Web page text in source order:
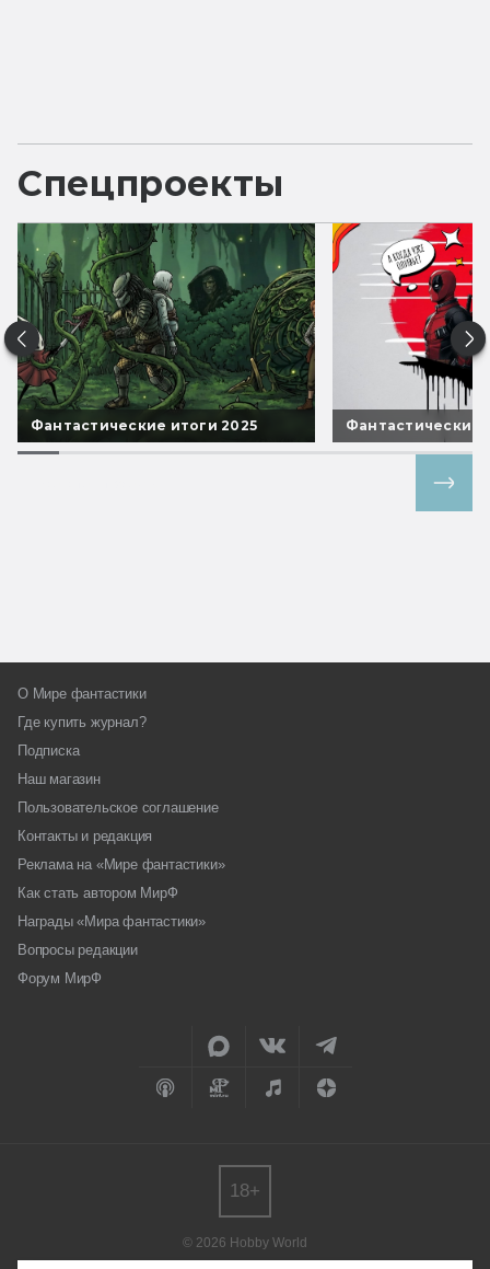
Спецпроекты
Фантастические итоги 2025 Фантастические
О Мире фантастики
Где купить журнал?
Подписка
Наш магазин
Пользовательское соглашение
Контакты и редакция
Реклама на «Мире фантастики»
Как стать автором МирФ
Награды «Мира фантастики»
Вопросы редакции
Форум МирФ
© 2026 Hobby World
18+